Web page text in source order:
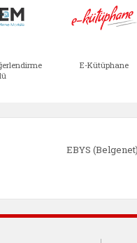
E-Kütüphane
EBYS (Belgenet)